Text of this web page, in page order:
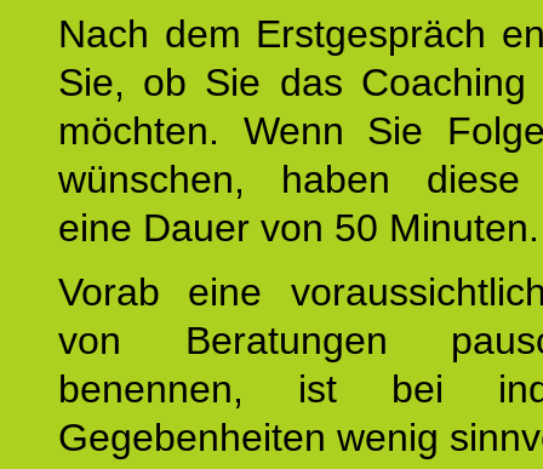
Nach dem Erstgespräch
Sie, ob Sie das Coaching
möchten. Wenn Sie
wünschen, haben diese
eine Dauer von 50 Minuten.
Vorab eine
von Beratungen
benennen, ist bei
Gegebenheiten wenig